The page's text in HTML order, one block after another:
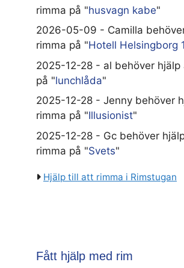
rimma på "husvagn kabe"
2026-05-09 - Camilla
rimma på "Hotell Helsingborg
2025-12-28 - al behöver hjälp
på "lunchlåda"
2025-12-28 - Jenny behöver
rimma på "Illusionist"
2025-12-28 - Gc behöver
rimma på "Svets"
Hjälp till att rimma i Rimstugan
Fått hjälp med rim